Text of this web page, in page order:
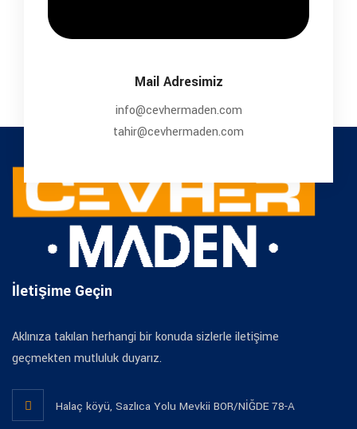
Mail Adresimiz
info@cevhermaden.com
tahir@cevhermaden.com
İletişime Geçin
Aklınıza takılan herhangi bir konuda sizlerle iletişime
geçmekten mutluluk duyarız.
Halaç köyü, Sazlıca Yolu Mevkii BOR/NİĞDE 78-A